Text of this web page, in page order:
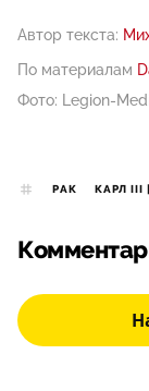
Автор текста:
По материалам
Фото: Legion-
РАК КАРЛ III